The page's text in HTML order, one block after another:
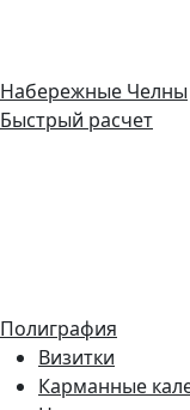
Набережные Челны
Быстрый расчет
Полиграфия
Визитки
Карманные